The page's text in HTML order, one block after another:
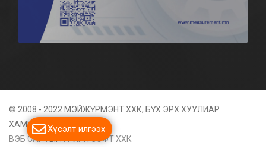
© 2008 - 2022 МЭЙЖҮРМЭНТ ХХК, БҮХ ЭРХ ХУУЛИАР
ХАМГААЛАГДСАН
ВЭБ САЙТЫГ:ГРИЙН СОФТ ХХК
Хүсэлт илгээх